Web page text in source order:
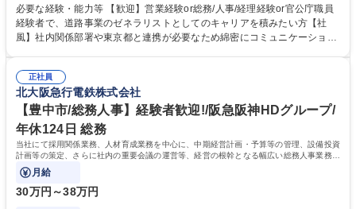
制度やキャリア支援が充実しております！ ※下記業務詳細 【業務詳細】■
管理部門：広報、人事、経理など当公社の運営に係る管理業務 ■収益部
門：駐車場の新規開拓、管理運営、新宿駅西口広場の「イベントコーナ
道路施設や道路工事現場の見学ツアー事業 ※入社後は上記いずれかの部門
へ配属。※業務内容変更の範囲：会社の定める業務 募集職種 【都庁グル
ープ】総合職（事務）◇残業月平均9時間未満／有給年平均16日取得
必要な経験・能力等 【歓迎】営業経験or総務/人事/経理経験or官公庁職員
経験者で、道路事業のゼネラリストとしてのキャリアを積みたい方【社
風】社内関係部署や東京都と連携が必要なため綿密にコミュニケーション
部門など多岐に渡る業務を経験できます。 ■様々なプロジェクト：駐車場
事業の他、新宿駅西口広場内に設置された照明を兼ねた広告「ブライトサ
イン」の管理運営を行うなど、事業収益を生み出す活動を積極的に行って
います。 学歴・資格 学歴：大学院 大学 高専 短大 専修学校 高校 語学力：
資格：
正社員
北大阪急行電鉄株式会社
【豊中市/総務人事】経験者歓迎!/阪急阪神HDグループ/
年休124日 総務
当社にて採用関係業務、人材育成業務を中心に、中期経営計画・予算等の管理、設備投資
計画等の策定、さらに社内の重要会議の運営等、経営の根幹となる幅広い総務人事業務全
般を担当していただきます。
月給
30万円～38万円